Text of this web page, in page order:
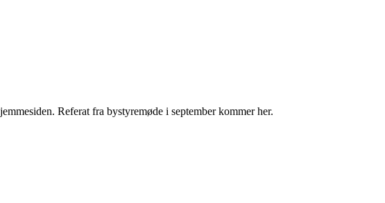
Referat fra bystyremøde i september kommer her.